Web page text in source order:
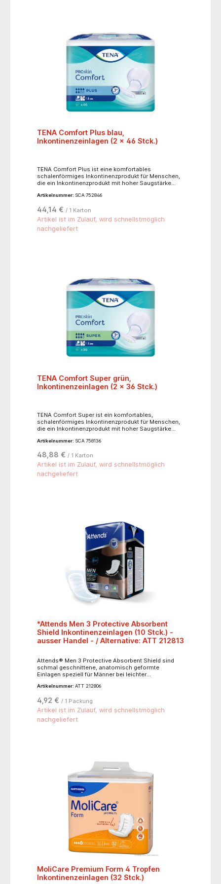
TENA Comfort Plus blau,
Inkontinenzeinlagen (2 x 46 Stck.)
TENA Comfort Plus ist eine komfortables
schalenförmiges Inkontinenzprodukt für Menschen,
die ein Inkontinenzprodukt mit hoher Saugstärke
möchten. Die einzigartige Schalenform bietet
FeelDry Advanced™ Technologie zieht das Produkt
schnell Flüssigkeit von der Oberfläche weg und hält
die Haut trocken. Der schnell absorbierende Kern
schließt den Urin selbst bei größeren Mengen
Artikelnummer: SCA 752846
44,14 € / 1 Karton
Artikel ist im Zulauf, wird schnellstmöglich
nachgeliefert
TENA Comfort Super grün,
Inkontinenzeinlagen (2 x 36 Stck.)
TENA Comfort Super ist ein komfortables,
schalenförmiges Inkontinenzprodukt für Menschen,
die ein Inkontinenzprodukt mit hoher Saugstärke
möchten. Die einzigartige Schalenform bietet
FeelDry Advanced™ Technologie zieht das Produkt
schnell Flüssigkeit von der Oberfläche weg und hält
die Haut trocken. Der schnell absorbierende Kern
schließt den Urin selbst bei größeren Mengen
Artikelnummer: SCA 758136
48,88 € / 1 Karton
Artikel ist im Zulauf, wird schnellstmöglich
nachgeliefert
*Attends Men 3 Protective Absorbent
Shield Inkontinenzeinlagen (10 Stck.) -
ausser Handel - / Alternative: ATT 212813
Attends® Men 3 Protective Absorbent Shield sind
schmal geschnittene, anatomisch geformte
Einlagen speziell für Männer bei leichter
komfortabel und unauffällig zu Tragen-
verstärken die Auslaufsicherheit- leistungsstarker
Saugkern für Trockenheit- 100% atmungsaktiv- mit
Klebestreifen zum Befestigen in normaler, eng
anliegender Unterwäsche- Produktlänge: 27 cm
Artikelnummer: ATT 212806
4,92 € / 1 Packung
Artikel ist im Zulauf, wird schnellstmöglich
nachgeliefert
MoliCare Premium Form 4 Tropfen
Inkontinenzeinlagen (32 Stck.)